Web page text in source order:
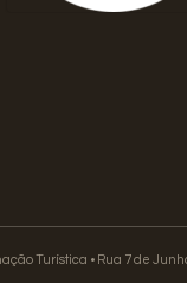
• Rua 7 de Junho,